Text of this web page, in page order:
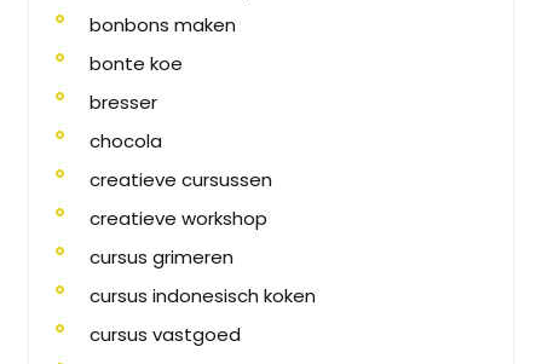
bonbons maken
bonte koe
bresser
chocola
creatieve cursussen
creatieve workshop
cursus grimeren
cursus indonesisch koken
cursus vastgoed